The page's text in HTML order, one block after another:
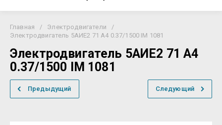
Главная / Электродвигатели
/
Электродвигатель 5АИЕ2 71 A4 0.37/1500 IM 1081
Электродвигатель 5АИЕ2 71 A4
0.37/1500 IM 1081
Предыдущий Следующий